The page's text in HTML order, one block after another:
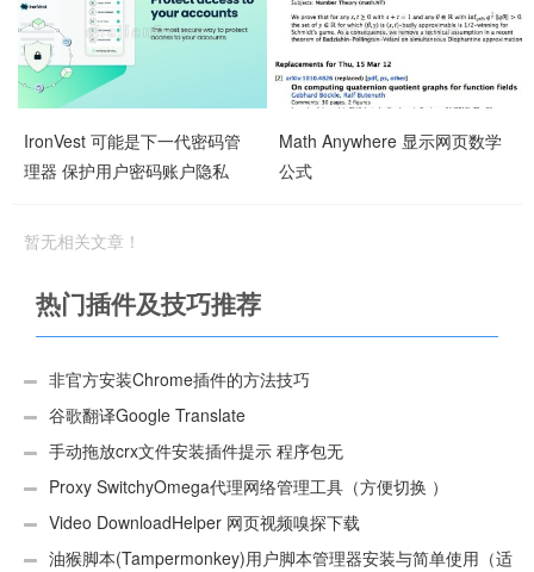
IronVest 可能是下一代密码管
理器 保护用户密码账户隐私
Math Anywhere 显示网页数学
公式
暂无相关文章！
热门插件及技巧推荐
非官方安装Chrome插件的方法技巧
谷歌翻译Google Translate
手动拖放crx文件安装插件提示 程序包无
效:“CEX_HEADER_INVALID”的解决办法
Proxy SwitchyOmega代理网络管理工具（方便切换 ）
Video DownloadHelper 网页视频嗅探下载
油猴脚本(Tampermonkey)用户脚本管理器安装与简单使用（适